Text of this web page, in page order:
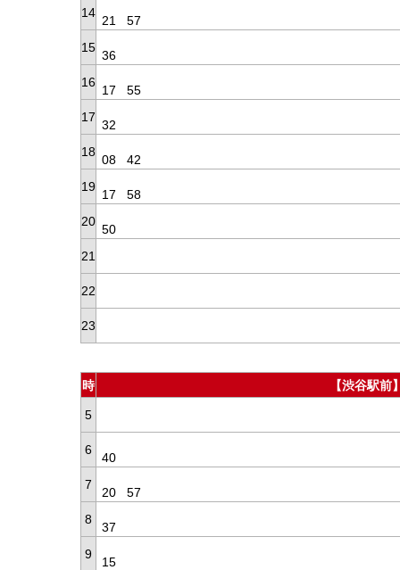
14
21
57
15
36
16
17
55
17
32
18
08
42
19
17
58
20
50
21
22
23
時 【渋谷駅
5
6
40
7
20
57
8
37
9
15